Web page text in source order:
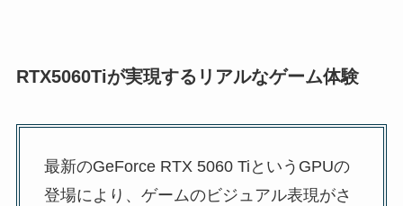
RTX5060Tiが実現するリアルなゲーム体験
最新のGeForce RTX 5060 TiというGPUの
登場により、ゲームのビジュアル表現がさ